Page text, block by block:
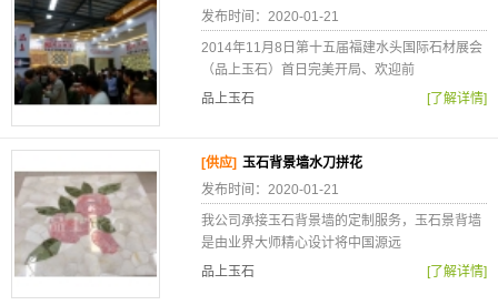
发布时间：2020-01-21
2014年11月8日第十五届福建水头国际石材展会
（品上玉石）首日完美开局、欢迎前
品上玉石
[了解详情]
[供应] 玉石背景墙水刀拼花
发布时间：2020-01-21
我公司承接玉石背景墙的定制服务，玉石景背墙
是由业界大师精心设计将中国源远
品上玉石
[了解详情]